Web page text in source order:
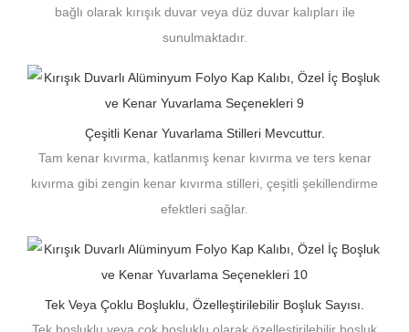
bağlı olarak kırışık duvar veya düz duvar kalıpları ile
sunulmaktadır.
Çeşitli Kenar Yuvarlama Stilleri Mevcuttur.
Tam kenar kıvırma, katlanmış kenar kıvırma ve ters kenar
kıvırma gibi zengin kenar kıvırma stilleri, çeşitli şekillendirme
efektleri sağlar.
Tek Veya Çoklu Boşluklu, Özelleştirilebilir Boşluk Sayısı.